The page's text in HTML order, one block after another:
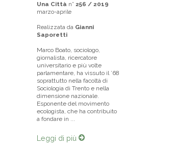
Una Città n° 256 / 2019
marzo-aprile
Realizzata da Gianni
Saporetti
Marco Boato, sociologo,
giornalista, ricercatore
universitario e più volte
parlamentare, ha vissuto il ’68
soprattutto nella facoltà di
Sociologia di Trento e nella
dimensione nazionale.
Esponente del movimento
ecologista, che ha contribuito
a fondare in ...
Leggi di più